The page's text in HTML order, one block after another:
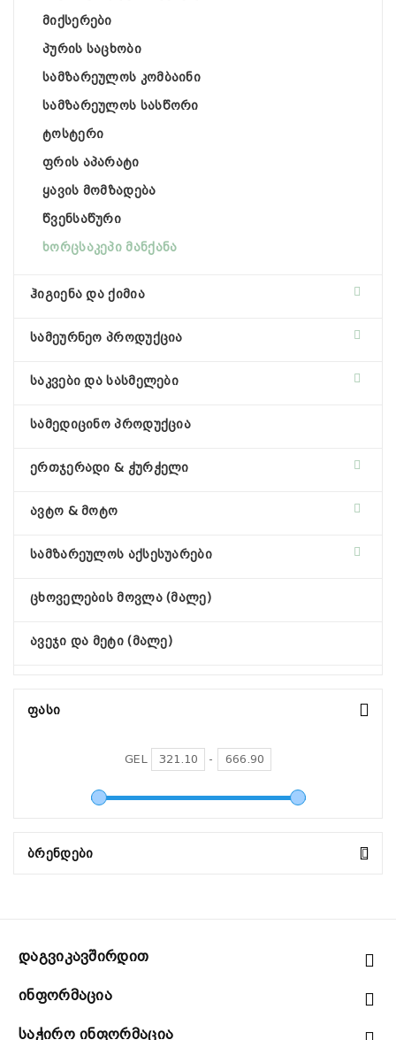
მიქსერები
პურის საცხობი
სამზარეულოს კომბაინი
სამზარეულოს სასწორი
ტოსტერი
ფრის აპარატი
ყავის მომზადება
წვენსაწური
ხორცსაკეპი მანქანა
ჰიგიენა და ქიმია
სამეურნეო პროდუქცია
საკვები და სასმელები
სამედიცინო პროდუქცია
ერთჯერადი & ჭურჭელი
ავტო & მოტო
სამზარეულოს აქსესუარები
ცხოველების მოვლა (მალე)
ავეჯი და მეტი (მალე)
Ფასი
GEL -
Ბრენდები
Დაგვიკავშირდით
Ინფორმაცია
Საჭირო Ინფორმაცია